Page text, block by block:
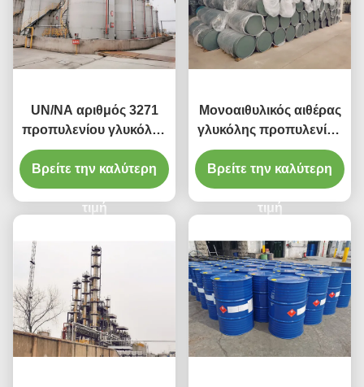
UN/NA αριθμός 3271
προπυλενίου γλυκόλης
μονοαιθυλικό c5-h12-Ο2
τύπου αιθέρα
υγροσκοπικό
Βρείτε την καλύτερη
τιμή
Μονοαιθυλικός αιθέρας
γλυκόλης προπυλενίου
σειράς αιθέρων Π
γλυκόλης για τις
αγροχημικές
διατυπώσεις
Βρείτε την καλύτερη
τιμή